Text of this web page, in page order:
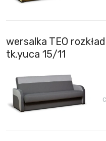
wersalka TEO
tk.yuca 15/11